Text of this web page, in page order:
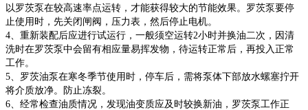
以罗茨泵在较高速率点运转，才能获得较大的节能效果。罗茨泵要停
止使用时，先关闭闸阀，压力表，然后停止电机。
4、重新装配后应进行试运行，一般须空运转2小时并换油二次，因清
洗时在罗茨泵中会留有相应量易挥发物，待运转正常后，再投入正常
工作。
5、罗茨油泵在寒冬季节使用时，停车后，需将泵体下部放水螺塞拧开
将介质放净。防止冻裂。
6、经常检查油质情况，发现油变质应及时较换新油，罗茨泵工作正